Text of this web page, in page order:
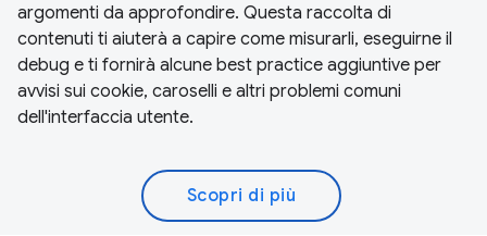
argomenti da approfondire. Questa raccolta di
contenuti ti aiuterà a capire come misurarli, eseguirne il
debug e ti fornirà alcune best practice aggiuntive per
avvisi sui cookie, caroselli e altri problemi comuni
dell'interfaccia utente.
Scopri di più